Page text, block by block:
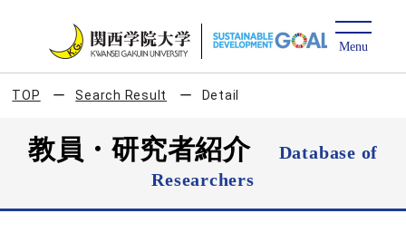
TOP Search Result Detail
教員・研究者紹介
Database of
Researchers